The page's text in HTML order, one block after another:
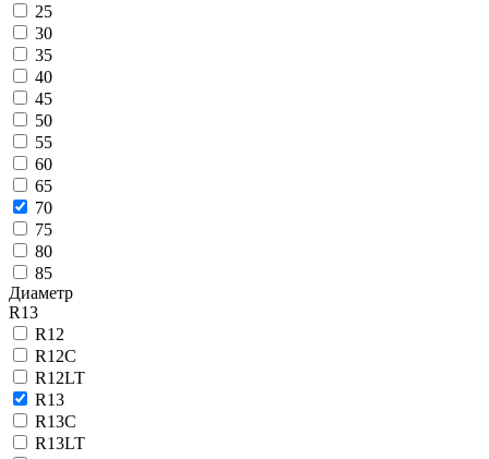
25
30
35
40
45
50
55
60
65
70
75
80
85
Диаметр
R13
R12
R12C
R12LT
R13
R13C
R13LT